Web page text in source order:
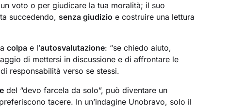
voto o per giudicare la tua moralità; il suo
succedendo, senza giudizio e costruire una lettura
colpa e l’autosvalutazione: “se chiedo aiuto,
di mettersi in discussione e di affrontare le
responsabilità verso se stessi.
del “devo farcela da solo”, può diventare un
tacere. In un’indagine Unobravo, solo il